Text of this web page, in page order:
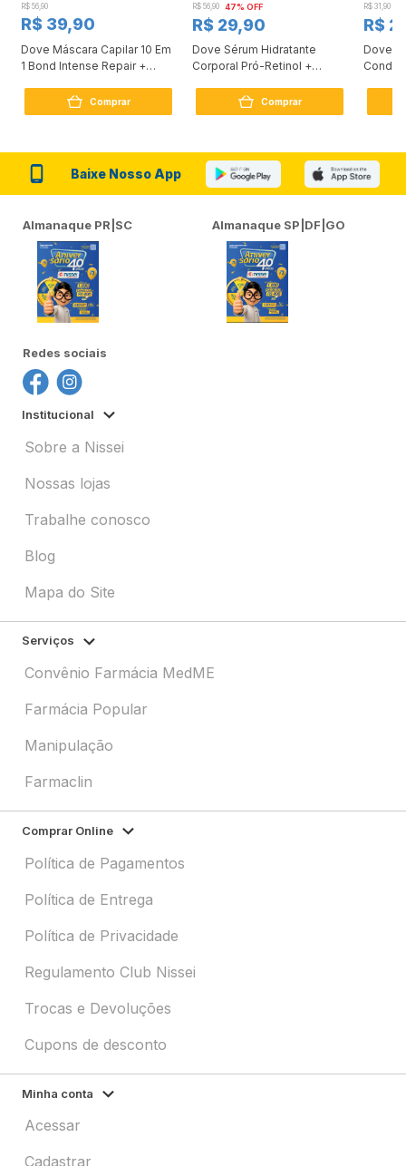
R$ 56,90
R$ 39,90
Dove Máscara Capilar 10 Em
1 Bond Intense Repair +
Comprar
R$ 56,90 47% OFF
R$ 29,90
Dove Sérum Hidratante
Corporal Pró-Retinol +
Comprar
R$ 31,90
R$
Dove
Baixe Nosso App
Almanaque PR|SC Almanaque SP|DF|GO
Redes sociais
Institucional
Sobre a Nissei
Nossas lojas
Trabalhe conosco
Blog
Mapa do Site
Serviços
Convênio Farmácia MedME
Farmácia Popular
Manipulação
Farmaclin
Comprar Online
Política de Pagamentos
Política de Entrega
Política de Privacidade
Regulamento Club Nissei
Trocas e Devoluções
Cupons de desconto
Minha conta
Acessar
Cadastrar